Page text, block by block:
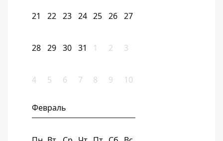
21 22 23 24 25 26 27
28 29 30 31 1 2 3
4 5 6 7 8 9 10
Февраль